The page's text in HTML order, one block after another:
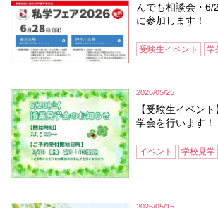
んでも相談会・6/
に参加します！
受験生イベント 学
2026/05/25
【受験生イベン
学会を行います！
イベント 学校見学